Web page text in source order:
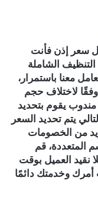
سعر إذن فأنت
الشاملة
معنا باستمرار،
لاختلاف حجم
مندوب يقوم بتحديد
يتم تحديد السعر
من الخصومات
المتعددة، قم
نقيد العميل بوقت
وخدمتك دائمًا